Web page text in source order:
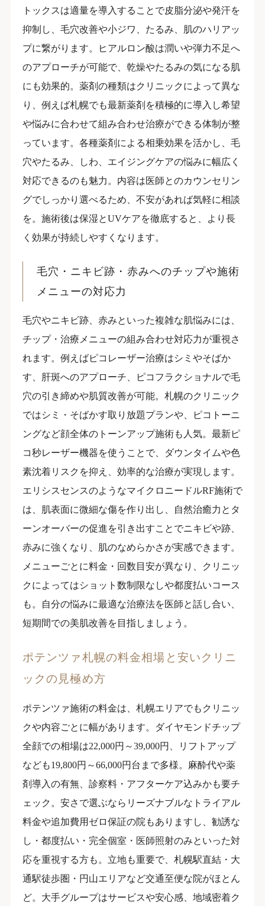
トックスは適量を導入することで皮脂分泌や発汗を
抑制し、毛穴改善や小ジワ、たるみ、肌のハリアッ
プに繋がります。ヒアルロン酸は潤いや弾力不足へ
のアプローチが可能で、乾燥やたるみの気になる肌
にも効果的。薬剤の種類はクリニックによって異な
り、例えば札幌でも最新薬剤を積極的に導入し希望
や悩みに合わせて組み合わせ治療ができる体制が整
っています。各種薬剤による相乗効果を活かし、毛
穴やたるみ、しわ、エイジングケアの悩みに幅広く
対応できるのも魅力。内容は医師とのカウンセリン
グでしっかり選べるため、不安があれば気軽に相談
を。施術後は保湿とUVケアを徹底すると、より長
く効果が持続しやすくなります。
毛穴・ニキビ跡・赤みへのチップや施術
メニューの対応力
毛穴やニキビ跡、赤みといった複雑な肌悩みには、
チップ・治療メニューの組み合わせ対応力が重視さ
れます。例えばピコレーザー治療はシミやそばか
す、肝斑へのアプローチ、ピコフラクショナルで毛
穴の引き締めや肌質改善が可能。札幌のクリニック
ではシミ・そばかす取り放題プランや、ピコトーニ
ングなど顔全体のトーンアップ施術も人気。最新ピ
コ秒レーザー機器を使うことで、ダウンタイムや色
素沈着リスクを抑え、効率的な治療が実現します。
エリシスセンスのようなマイクロニードルRF施術で
は、肌表面に微細な傷を作り出し、自然治癒力とタ
ーンオーバーの促進を引き出すことでニキビや跡、
赤みに強くなり、肌のなめらかさが実感できます。
メニューごとに料金・回数目安が異なり、クリニッ
クによってはショット数制限なしや都度払いコース
も。自分の悩みに最適な治療法を医師と話し合い、
短期間での美肌改善を目指しましょう。
ポテンツァ札幌の料金相場と安いクリニ
ックの見極め方
ポテンツァ施術の料金は、札幌エリアでもクリニッ
クや内容ごとに幅があります。ダイヤモンドチップ
全顔での相場は22,000円～39,000円、リフトアップ
なども19,800円～66,000円台まで多様。麻酔代や薬
剤導入の有無、診察料・アフターケア込みかも要チ
ェック。安さで選ぶならリーズナブルなトライアル
料金や追加費用ゼロ保証の院もありますし、勧誘な
し・都度払い・完全個室・医師照射のみといった対
応を重視する方も。立地も重要で、札幌駅直結・大
通駅徒歩圏・円山エリアなど交通至便な院がほとん
ど。大手グループはサービスや安心感、地域密着ク